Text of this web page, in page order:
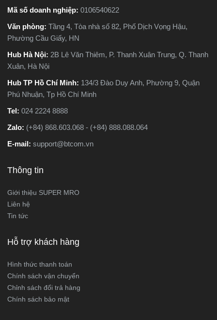
giúp bạn hiểu rõ sự khác
điểm và tư vấn chọn lựa
loại máy phù hợp nhất với
nhu cầu sử dụng thực tế.
Mã số doanh nghiệp: 0106540622
Văn phòng: Tầng 4, Tòa nhà số 82, Phố Dịch Vọng Hậu,
Phường Cầu Giấy, HN
Hub Hà Nội: 2B Lê Văn Thiêm, P. Thanh Xuân Trung, Q. Thanh
Xuân, Hà Nội
Hub TP Hồ Chí Minh: 134/3 Đào Duy Anh, Phường 9, Quận
Phú Nhuận, Tp Hồ Chí Minh
Tel: 024 2224 8888
Zalo: (+84) 868.603.068 - (+84) 888.088.064
E-mail: support@btcom.vn
Thông tin
Giới thiệu SUPER MRO
Liên hệ
Tin tức
Hỗ trợ khách hàng
Hình thức thanh toán
Chính sách vận chuyển
Chỉnh sách đổi trả hàng
Chính sách bảo mật